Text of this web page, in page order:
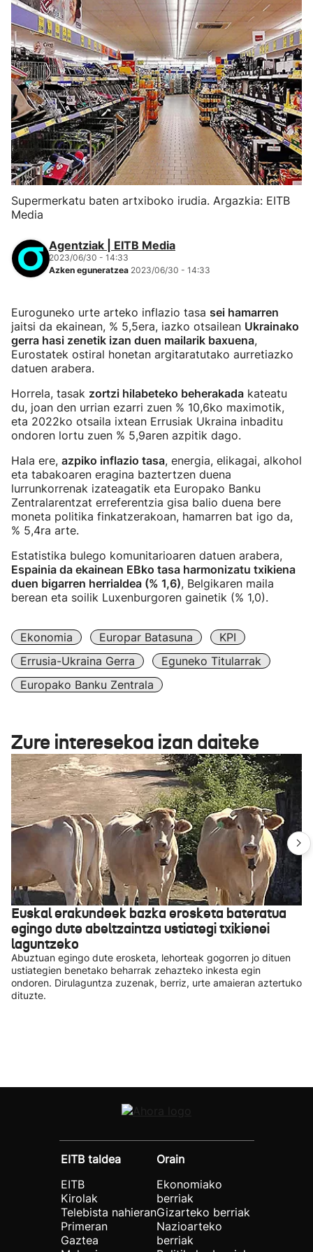
Supermerkatu baten artxiboko irudia. Argazkia: EITB
Media
Agentziak | EITB Media
2023/06/30 - 14:33
Azken eguneratzea 2023/06/30 - 14:33
Euroguneko urte arteko inflazio tasa sei hamarren
jaitsi da ekainean, % 5,5era, iazko otsailean Ukrainako
gerra hasi zenetik izan duen mailarik baxuena,
Eurostatek ostiral honetan argitaratutako aurretiazko
datuen arabera.
Horrela, tasak zortzi hilabeteko beherakada kateatu
du, joan den urrian ezarri zuen % 10,6ko maximotik,
eta 2022ko otsaila ixtean Errusiak Ukraina inbaditu
ondoren lortu zuen % 5,9aren azpitik dago.
Hala ere, azpiko inflazio tasa, energia, elikagai, alkohol
eta tabakoaren eragina baztertzen duena
lurrunkorrenak izateagatik eta Europako Banku
Zentralarentzat erreferentzia gisa balio duena bere
moneta politika finkatzerakoan, hamarren bat igo da,
% 5,4ra arte.
Estatistika bulego komunitarioaren datuen arabera,
Espainia da ekainean EBko tasa harmonizatu txikiena
duen bigarren herrialdea (% 1,6), Belgikaren maila
berean eta soilik Luxenburgoren gainetik (% 1,0).
Ekonomia Europar Batasuna
KPI
Errusia-Ukraina Gerra
Eguneko Titularrak
Europako Banku Zentrala
Zure interesekoa izan daiteke
Euskal erakundeek bazka erosketa bateratua
egingo dute abeltzaintza ustiategi txikienei
laguntzeko
Abuztuan egingo dute erosketa, lehorteak gogorren jo dituen
ustiategien benetako beharrak zehazteko inkesta egin
ondoren. Dirulaguntza zuzenak, berriz, urte amaieran aztertuko
dituzte.
EITB taldea
EITB
Kirolak
Telebista nahieran
Primeran
Gaztea
Orain
Ekonomiako
berriak
Gizarteko berriak
Nazioarteko
berriak